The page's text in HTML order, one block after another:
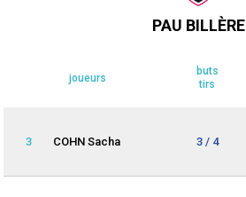
PAU BILLÈRE
joueurs
buts
tirs
3 COHN Sacha 3 / 4